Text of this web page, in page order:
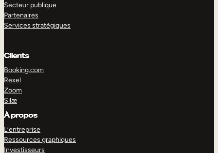
Secteur publique
Partenaires
Services stratégiques
Clients
Booking.com
Rexel
Zoom
Silæ
À propos
L’entreprise
Ressources graphiques
Investisseurs